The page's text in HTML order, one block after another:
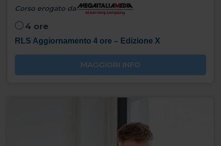
Corso erogato da
4 ore
RLS Aggiornamento 4 ore – Edizione X
MAGGIORI INFO